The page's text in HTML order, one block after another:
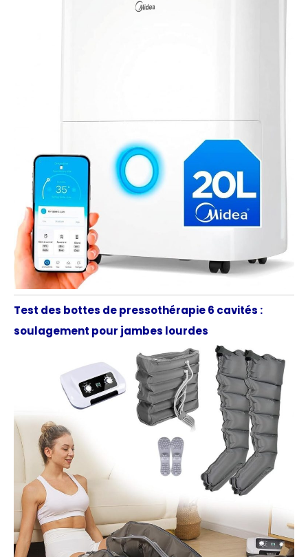
Test des bottes de pressothérapie 6 cavités :
soulagement pour jambes lourdes